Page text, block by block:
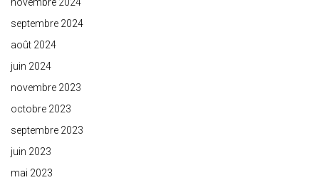
septembre 2024
août 2024
juin 2024
novembre 2023
octobre 2023
septembre 2023
juin 2023
mai 2023